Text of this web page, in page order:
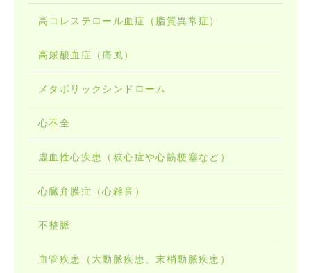
高コレステロール血症（脂質異常症）
高尿酸血症（痛風）
メタボリックシンドローム
心不全
虚血性心疾患（狭心症や心筋梗塞など）
心臓弁膜症（心雑音）
不整脈
血管疾患（大動脈疾患、末梢動脈疾患）